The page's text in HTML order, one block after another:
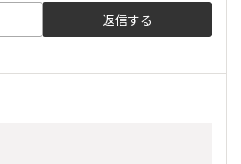
返信する